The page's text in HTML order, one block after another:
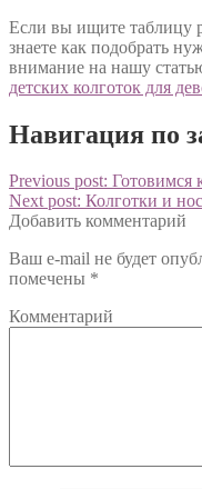
Если вы ищите таблицу
знаете как подобрать
внимание на нашу
детских колготок для
Навигация по
Previous post: Готовимся
Next post: Колготки и
Добавить комментарий
Ваш e-mail не будет
помечены *
Комментарий